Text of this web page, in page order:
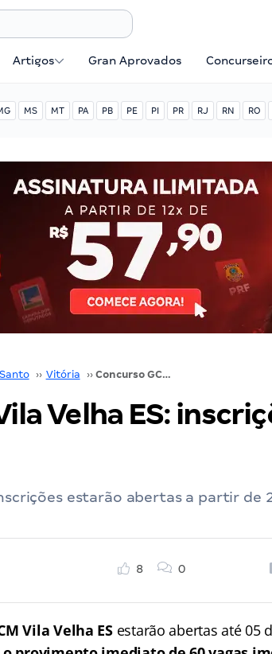
Artigos Gran Aprovados
MS MT PA PB PE PI PR RJ RN RO
›› Vitória ›› Concurso GCM Vila Velha ES: inscrições abertas. VEJA!
Velha ES:
estarão abertas a partir de
8 0
Vila Velha ES estarão abertas até 05